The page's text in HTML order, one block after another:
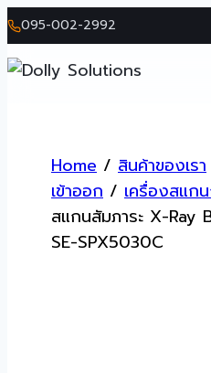
095-002-2992
contentHome / สินค้าของเรา
เข้าออก / เครื่องสแกน
สแกนสัมภาระ X-Ray
SE-SPX5030C